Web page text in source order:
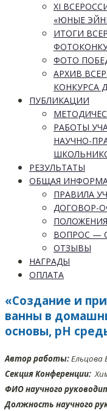
XI
«ЮНЫЕ
ИТОГИ
ФОТО
АРХИВ
КОНКУРСА
ПУБЛИКАЦИИ
РАБОТЫ
НАУЧНО-
РЕЗУЛЬТАТЫ
ОБЩАЯ
ПРАВИЛА
ДОГОВОР-
ПОЛОЖЕНИЯ
ВОПРОС —
ОТЗЫВЫ
НАГРАДЫ
ОПЛАТА
«Создание и
ванны в
основы, pH
Автор работы:Ельцова
Секция Конференции:
ФИО научного
Должность научного